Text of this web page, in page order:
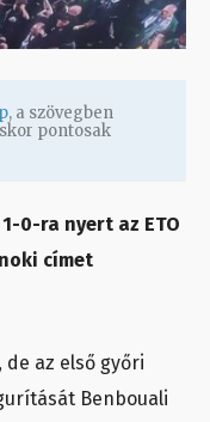
, a szövegben
pontosak
0-ra nyert az ETO
címet
az első győri
Benbouali